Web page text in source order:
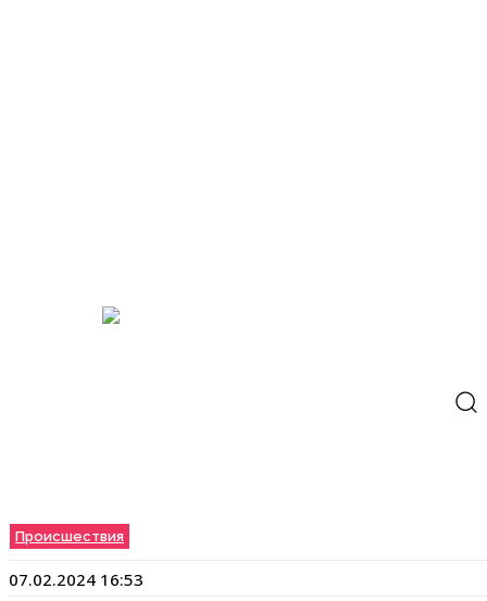
Происшествия
07.02.2024 16:53